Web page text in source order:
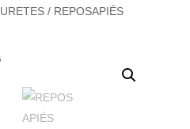
/ REPOSAPIÉS